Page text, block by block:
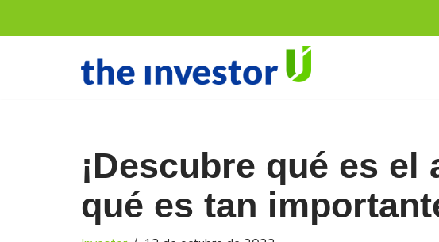
¡Descubre qué es
qué es tan